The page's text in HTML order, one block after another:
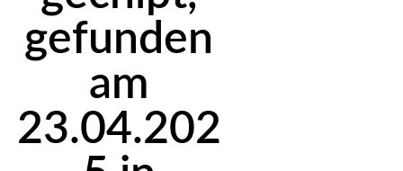
gefunden
am
23.04.202